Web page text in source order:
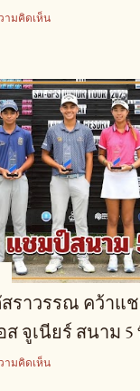
ามคิดเห็น
ราวรรณ คว้าแ
ส จูเนียร์ สนาม
ามคิดเห็น